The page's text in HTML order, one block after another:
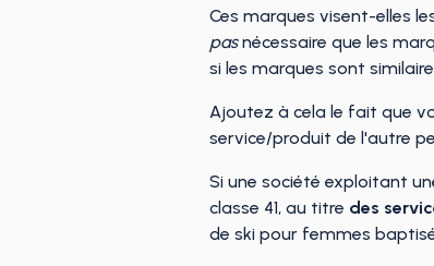
Ces marques visent-elles
pasnécessaire que les
si les marques sont
Ajoutez à cela le fait que
service/produit de l'autre
Si une société exploitant
classe 41, au titre des
de ski pour femmes